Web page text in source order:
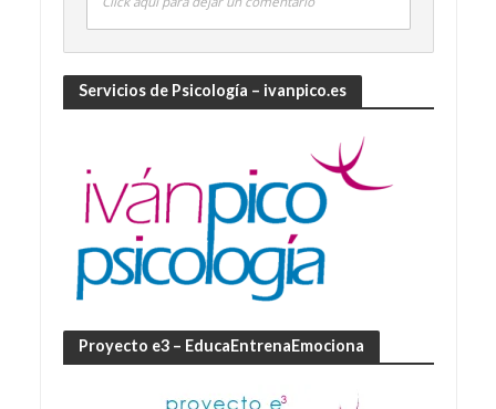
Servicios de Psicología – ivanpico.es
Proyecto e3 – EducaEntrenaEmociona